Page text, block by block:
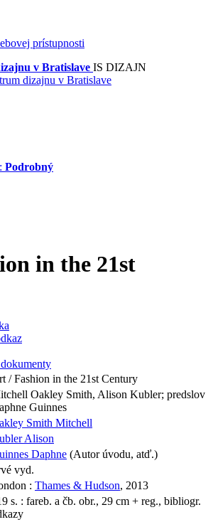
prístupnosti
v Bratislave IS DIZAJN
Podrobný
in the 21st
/ Fashion in the 21st Century
Oakley Smith, Alison Kubler; predslov
Guinnes
Smith Mitchell
Alison
Daphne (Autor úvodu, atď.)
vyd.
: Thames & Hudson, 2013
s. : fareb. a čb. obr., 29 cm + reg., bibliogr.